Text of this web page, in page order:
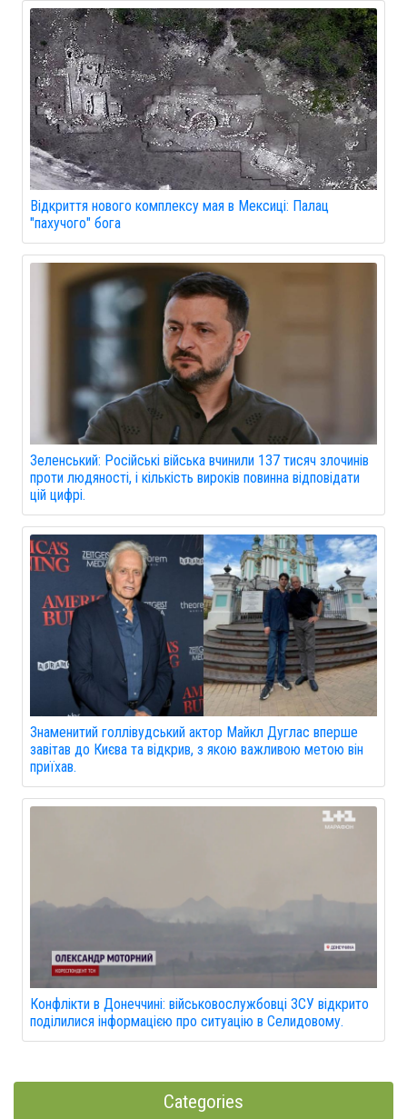
Відкриття нового комплексу мая в Мексиці: Палац
"пахучого" бога
Зеленський: Російські війська вчинили 137 тисяч злочинів
проти людяності, і кількість вироків повинна відповідати
цій цифрі.
Знаменитий голлівудський актор Майкл Дуглас вперше
завітав до Києва та відкрив, з якою важливою метою він
приїхав.
Конфлікти в Донеччині: військовослужбовці ЗСУ відкрито
поділилися інформацією про ситуацію в Селидовому.
Categories